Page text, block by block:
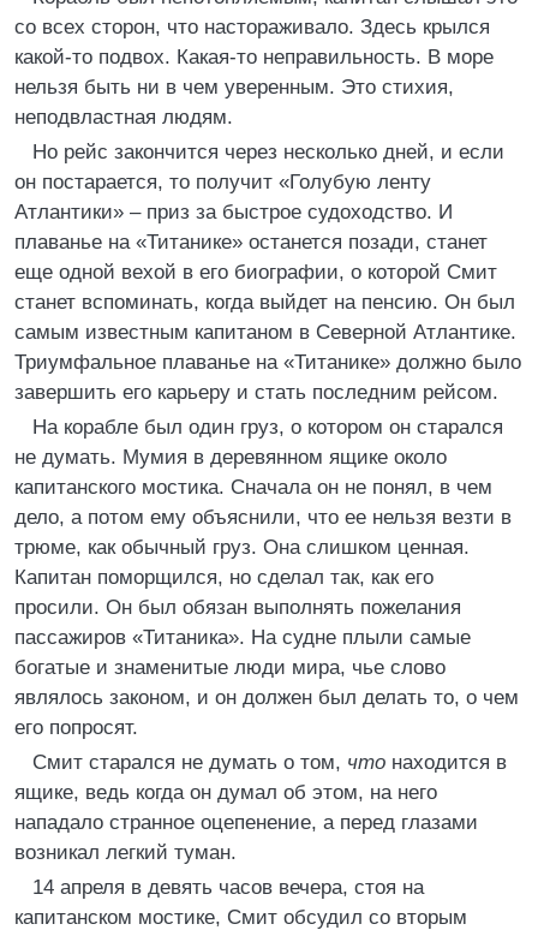
со всех сторон, что настораживало. Здесь крылся
какой-то подвох. Какая-то неправильность. В море
нельзя быть ни в чем уверенным. Это стихия,
неподвластная людям.
Но рейс закончится через несколько дней, и если
он постарается, то получит «Голубую ленту
Атлантики» – приз за быстрое судоходство. И
плаванье на «Титанике» останется позади, станет
еще одной вехой в его биографии, о которой Смит
станет вспоминать, когда выйдет на пенсию. Он был
самым известным капитаном в Северной Атлантике.
Триумфальное плаванье на «Титанике» должно было
завершить его карьеру и стать последним рейсом.
На корабле был один груз, о котором он старался
не думать. Мумия в деревянном ящике около
капитанского мостика. Сначала он не понял, в чем
дело, а потом ему объяснили, что ее нельзя везти в
трюме, как обычный груз. Она слишком ценная.
Капитан поморщился, но сделал так, как его
просили. Он был обязан выполнять пожелания
пассажиров «Титаника». На судне плыли самые
богатые и знаменитые люди мира, чье слово
являлось законом, и он должен был делать то, о чем
его попросят.
Смит старался не думать о том, что находится в
ящике, ведь когда он думал об этом, на него
нападало странное оцепенение, а перед глазами
возникал легкий туман.
14 апреля в девять часов вечера, стоя на
капитанском мостике, Смит обсудил со вторым